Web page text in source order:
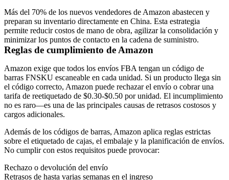
Más del 70% de los nuevos vendedores de Amazon abastecen y
preparan su inventario directamente en China. Esta estrategia
permite reducir costos de mano de obra, agilizar la consolidación y
minimizar los puntos de contacto en la cadena de suministro.
Reglas de cumplimiento de Amazon
Amazon exige que todos los envíos FBA tengan un código de
barras FNSKU escaneable en cada unidad. Si un producto llega sin
el código correcto, Amazon puede rechazar el envío o cobrar una
tarifa de reetiquetado de $0.30-$0.50 por unidad. El incumplimiento
no es raro—es una de las principales causas de retrasos costosos y
cargos adicionales.
Además de los códigos de barras, Amazon aplica reglas estrictas
sobre el etiquetado de cajas, el embalaje y la planificación de envíos.
No cumplir con estos requisitos puede provocar:
Rechazo o devolución del envío
Retrasos de hasta varias semanas en el ingreso